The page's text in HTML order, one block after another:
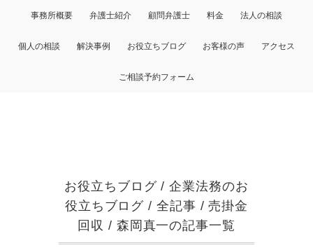
事務所概要 弁護士紹介 顧問弁護士 料金 法人の相談
個人の相談 解決事例 お役立ちブログ お客様の声 アクセス
ご相談予約フォーム
お役立ちブログ/企業法務のお
役立ちブログ / 全記事 /売掛金
回収 / 森岡真一の記事一覧